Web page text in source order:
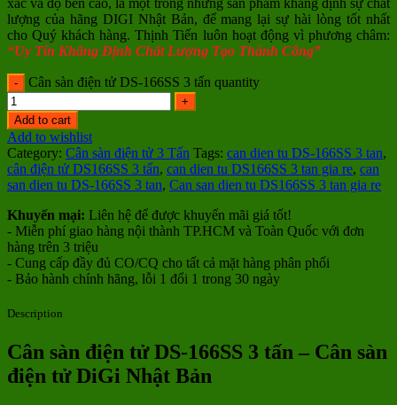
lượng của hãng DIGI Nhật Bản, để mang lại sự hài lòng tốt nhất
cho Quý khách hàng. Thịnh Tiến luôn hoạt động vì phương châm:
“Uy Tín Khẳng Định Chất Lượng Tạo Thành Công”
Cân sàn điện tử DS-166SS 3 tấn quantity
Add to cart
Add to wishlist
Category: Cân sàn điện tử 3 Tấn Tags: can dien tu DS-166SS 3 tan,
cân điện tử DS166SS 3 tấn, can dien tu DS166SS 3 tan gia re, can
san dien tu DS-166SS 3 tan, Can san dien tu DS166SS 3 tan gia re
Khuyến mại: Liên hệ để được khuyến mãi giá tốt!
- Miễn phí giao hàng nội thành TP.HCM và Toàn Quốc với đơn
hàng trên 3 triệu
- Cung cấp đầy đủ CO/CQ cho tất cả mặt hàng phân phối
- Bảo hành chính hãng, lỗi 1 đổi 1 trong 30 ngày
Description
Cân sàn điện tử DS-166SS 3 tấn – Cân sàn
điện tử DiGi Nhật Bản